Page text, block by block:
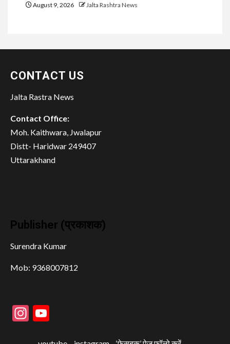
August 9, 2026 Jalta Rashtra News
CONTACT US
Jalta Rastra News
Contact Office:
Moh. Kaithwara, Jwalapur
Distt- Haridwar 249407
Uttarakhand
Publisher (प्रकाशक)
Surendra Kumar
Mob: 9368007812
Instagram